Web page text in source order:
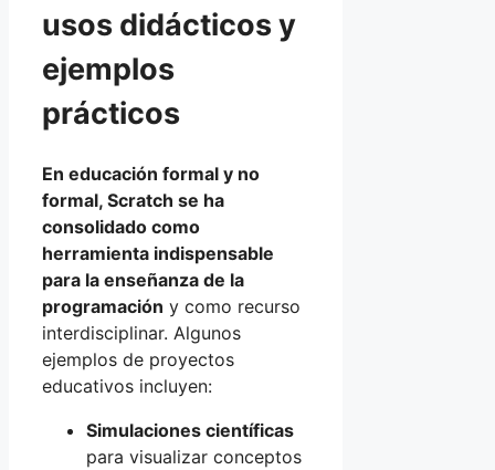
usos didácticos y
ejemplos
prácticos
En educación formal y no
formal, Scratch se ha
consolidado como
herramienta indispensable
para la enseñanza de la
programación y como recurso
interdisciplinar. Algunos
ejemplos de proyectos
educativos incluyen:
Simulaciones científicas
para visualizar conceptos